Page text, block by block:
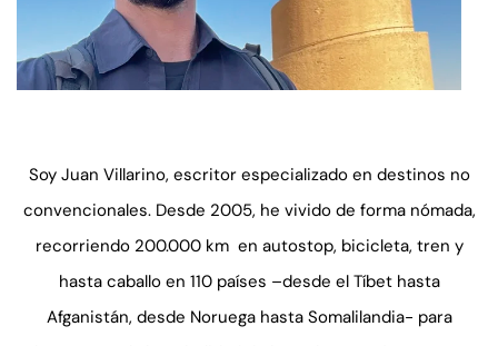
Soy Juan Villarino, escritor especializado en destinos no
convencionales. Desde 2005, he vivido de forma nómada,
recorriendo 200.000 km en autostop, bicicleta, tren y
hasta caballo en 110 países –desde el Tíbet hasta
Afganistán, desde Noruega hasta Somalilandia- para